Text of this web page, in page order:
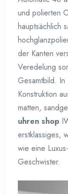
und polierten
hauptsächlich
der Kanten
Veredelung
Gesamtbild. In
Konstruktion
matten,
uhren shop
erstklassiges,
wie eine
Geschwister.